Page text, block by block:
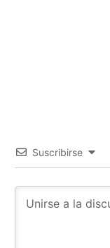
Suscribirse